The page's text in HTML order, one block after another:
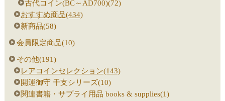
古代コイン(BC～AD700)(72)
おすすめ商品(434)
新商品(58)
会員限定商品(10)
その他(191)
レアコインセレクション(143)
開運御守 干支シリーズ(10)
関連書籍・サプライ用品 books & supplies(1)